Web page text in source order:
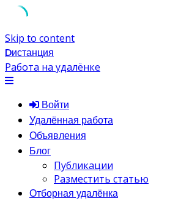
Skip to content
Dистанция
Работа на удалёнке
Войти
Удалённая работа
Объявления
Блог
Публикации
Разместить статью
Отборная удалёнка